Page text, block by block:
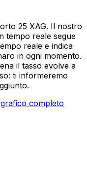
25 XAG. Il nostro
tempo reale segue
reale e indica
in ogni momento.
il tasso evolve a
ti informeremo
completo